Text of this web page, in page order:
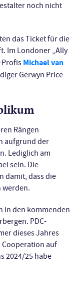
noch nicht
das Ticket für die
Im Londoner „Ally
Profis Michael van
Gerwyn Price
Rängen
aufgrund der
Lediglich am
sein. Die
damit, dass die
werden.
in den kommenden
PDC-
dieses Jahres
Cooperation auf
2024/25 habe